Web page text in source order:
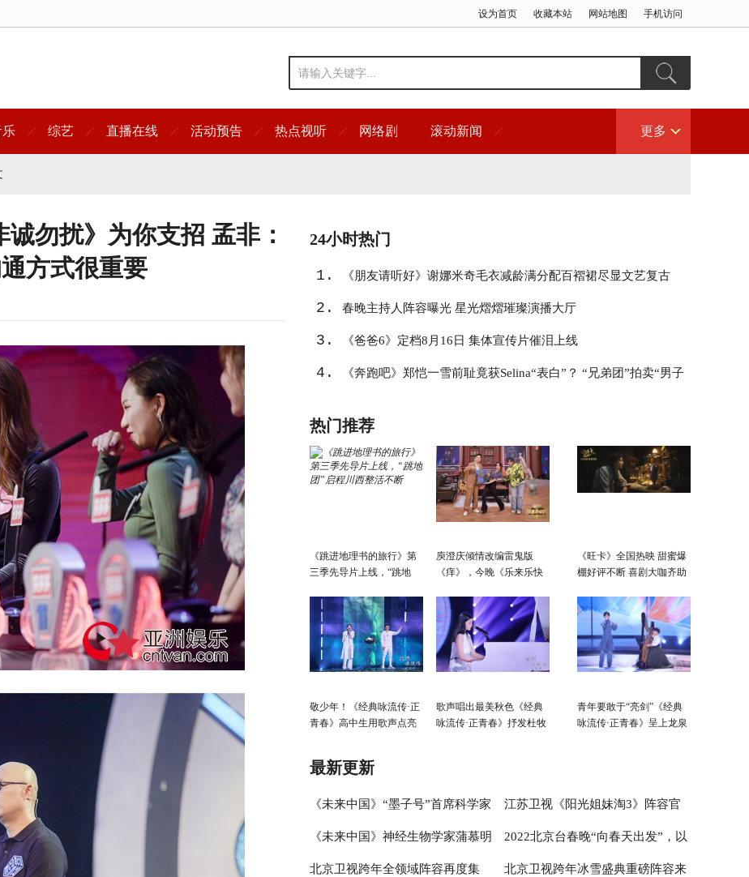
设为首页 收藏本站 网站地图 手机访问
乐 综艺 直播在线 活动预告 热点视听 网络剧 滚动新闻 更多
勿扰》为你支招 孟非：
方式很重要
24小时热门
1. 《朋友请听好》谢娜米奇毛衣减龄满分配百褶裙尽显文艺复古
2. 春晚主持人阵容曝光 星光熠熠璀璨演播大厅
3. 《爸爸6》定档8月16日 集体宣传片催泪上线
4. 《奔跑吧》郑恺一雪前耻竟获Selina“表白”？ “兄弟团”拍卖“男子
热门推荐
《跳进地理书的旅行》第
三季先导片上线，“跳地
庾澄庆倾情改编雷鬼版
《痒》，今晚《乐来乐快
《旺卡》全国热映 甜蜜爆
棚好评不断 喜剧大咖齐助
敬少年！《经典咏流传·正
青春》高中生用歌声点亮
歌声唱出最美秋色《经典
咏流传·正青春》抒发杜牧
青年要敢于“亮剑”《经典
咏流传·正青春》呈上龙泉
最新更新
《未来中国》“墨子号”首席科学家
潘建伟引领科技前沿 科学青年还
原“恐怖实验”
江苏卫视《阳光姐妹淘3》阵容官
宣 开启嗨夏环岛季
《未来中国》神经生物学家蒲慕明
揭秘“科技创新2030重大项目--脑科
2022北京台春晚“向春天出发”，以
中国元素喜迎“双奥”
北京卫视跨年全领域阵容再度集 北京卫视跨年冰雪盛典重磅阵容来